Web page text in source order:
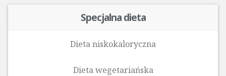
Specjalna dieta
Dieta niskokaloryczna
Dieta wegetariańska